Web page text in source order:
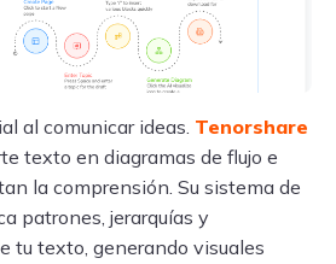
al comunicar ideas. Tenorshare
texto en diagramas de flujo e
la comprensión. Su sistema de
patrones, jerarquías y
tu texto, generando visuales